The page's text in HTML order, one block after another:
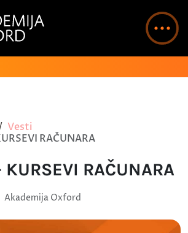
Vesti
RAČUNARA
RAČUNARA
Akademija Oxford